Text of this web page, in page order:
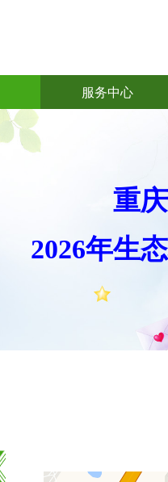
服务中心
重
2026年生